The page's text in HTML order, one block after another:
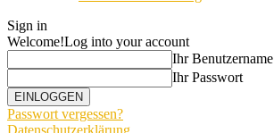
Sign in
Welcome!Log into your account
Ihr Benutzername
Ihr Passwort
Passwort vergessen?
Datenschutzerklärung